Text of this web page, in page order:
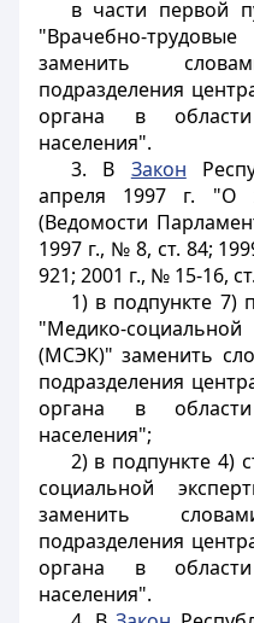
в части первой
"Врачебно-
заменить
подразделения
органа в
населения".
3. В Закон
апреля 1997 г. "О
(Ведомости
1997 г., № 8, ст. 84;
921; 2001 г., № 15-16,
1) в подпункте 7)
"Медико-
(МСЭК)" заменить
подразделения
органа в
населения";
2) в подпункте 4)
социальной
заменить
подразделения
органа в
населения".